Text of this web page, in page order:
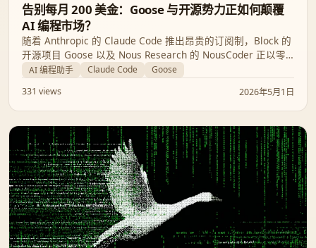
告别每月 200 美金：Goose 与开源势力正如何颠覆
AI 编程市场？
随着 Anthropic 的 Claude Code 推出昂贵的订阅制，Block 的
开源项目 Goose 以及 Nous Research 的 NousCoder 正以零
成本、本地化和隐私保障的姿态强势入场。本文深入解析 AI 编
程助手的最新博弈：是选择昂贵的云端模型，还是拥抱自由的
开源力量？
AI 编程助手 Claude Code
Goose
331 views
2026年5月1日